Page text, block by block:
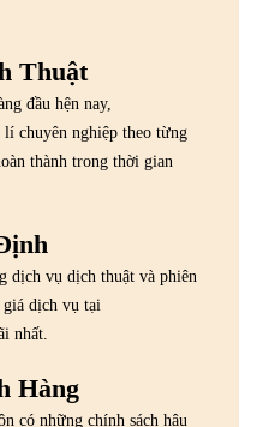
Thuật
đầu hện nay,
chuyên nghiệp theo từng
thành trong thời gian
dịch vụ dịch thuật và phiên
dịch vụ tại
nhất.
Hàng
có những chính sách hậu